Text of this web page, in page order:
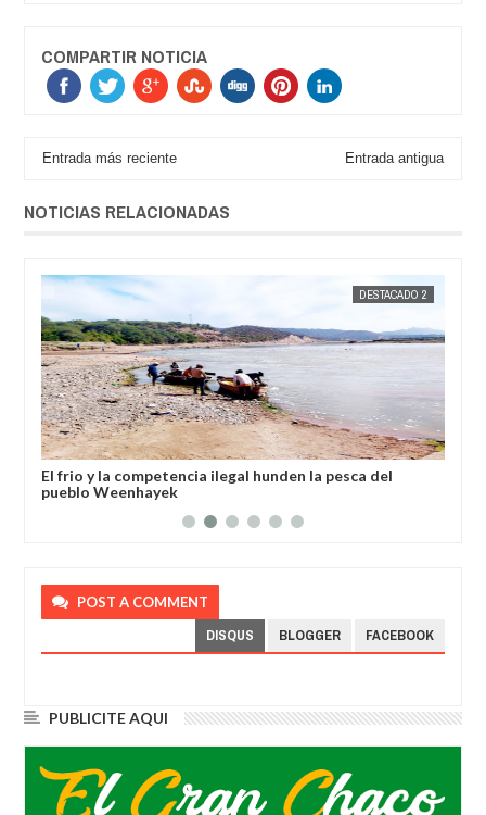
COMPARTIR NOTICIA
Entrada más reciente Entrada antigua
NOTICIAS RELACIONADAS
DESTACADO 2
El frio y la competencia ilegal hunden la pesca del
pueblo Weenhayek
POST A COMMENT
DISQUS BLOGGER FACEBOOK
PUBLICITE AQUI